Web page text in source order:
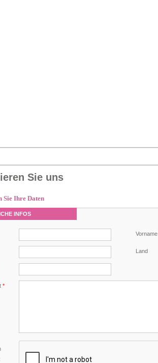
Sie uns
Sie Ihre Daten
INFOS
Vorname
Land
*